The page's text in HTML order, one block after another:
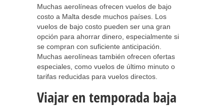
Muchas aerolíneas ofrecen vuelos de bajo
costo a Malta desde muchos países. Los
vuelos de bajo costo pueden ser una gran
opción para ahorrar dinero, especialmente si
se compran con suficiente anticipación.
Muchas aerolíneas también ofrecen ofertas
especiales, como vuelos de último minuto o
tarifas reducidas para vuelos directos.
Viajar en temporada baja